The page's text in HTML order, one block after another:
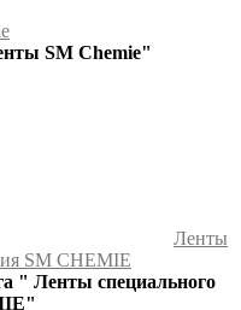
SM Chemie"
Ленты
SM CHEMIE
" Ленты специального